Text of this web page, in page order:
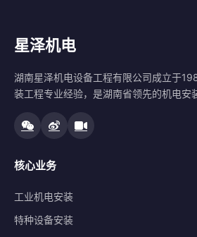
星泽机电
湖南星泽机电设备工程有限公司成立于
装工程专业经验，是湖南省领先的机电安
核心业务
工业机电安装
特种设备安装